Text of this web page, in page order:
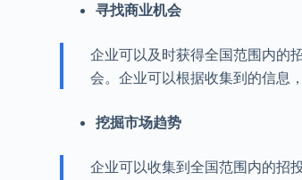
寻找商业机会
企业可以及时获得全国范围内的
会。企业可以根据收集到的信息
挖掘市场趋势
企业可以收集到全国范围内的招